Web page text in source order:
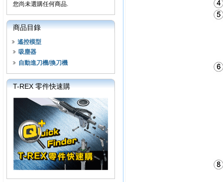
您尚未選購任何商品.
商品目錄
遙控模型
吸塵器
自動進刀機/換刀機
T-REX 零件快速購